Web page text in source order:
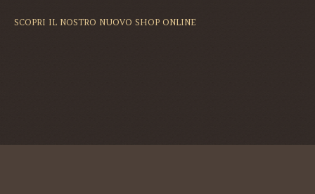
SCOPRI IL NOSTRO NUOVO SHOP ONLINE